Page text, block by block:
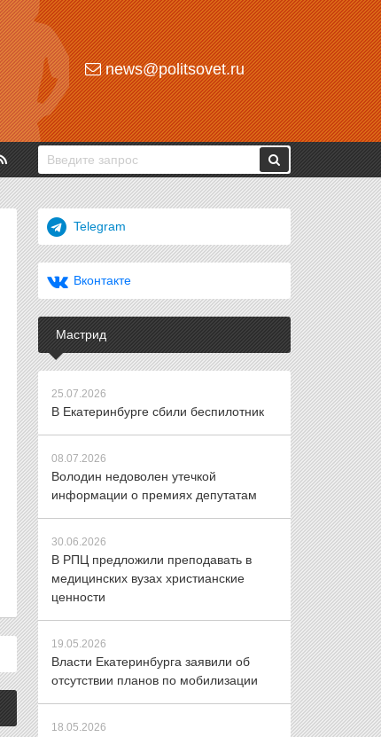
news@politsovet.ru
Telegram
Вконтакте
Мастрид
25.07.2026
В Екатеринбурге сбили беспилотник
08.07.2026
Володин недоволен утечкой
информации о премиях депутатам
30.06.2026
В РПЦ предложили преподавать в
медицинских вузах христианские
ценности
19.05.2026
Власти Екатеринбурга заявили об
отсутствии планов по мобилизации
18.05.2026